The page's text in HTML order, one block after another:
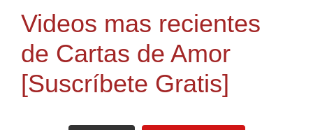
Videos mas recientes
de Cartas de Amor
[Suscríbete Gratis]